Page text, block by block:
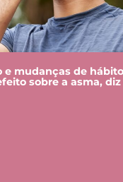
e mudanças de
sobre a asma,